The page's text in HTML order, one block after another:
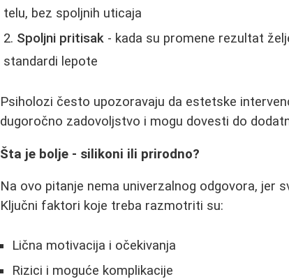
telu, bez spoljnih uticaja
Spoljni pritisak - kada su promene rezultat
standardi lepote
Psiholozi često upozoravaju da estetske
dugoročno zadovoljstvo i mogu dovesti do
Šta je bolje - silikoni ili prirodno?
Na ovo pitanje nema univerzalnog odgovora, jer
Ključni faktori koje treba razmotriti su:
Lična motivacija i očekivanja
Rizici i moguće komplikacije